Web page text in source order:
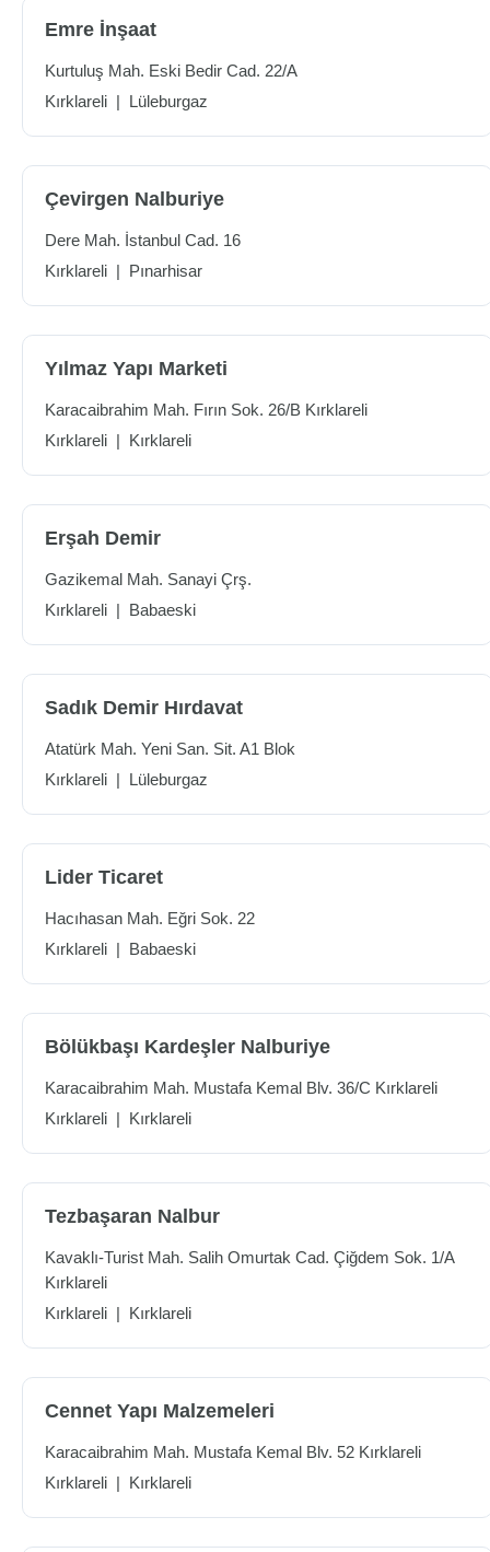
Emre İnşaat
Kurtuluş Mah. Eski Bedir Cad. 22/A
Kırklareli | Lüleburgaz
Çevirgen Nalburiye
Dere Mah. İstanbul Cad. 16
Kırklareli | Pınarhisar
Yılmaz Yapı Marketi
Karacaibrahim Mah. Fırın Sok. 26/B Kırklareli
Kırklareli | Kırklareli
Erşah Demir
Gazikemal Mah. Sanayi Çrş.
Kırklareli | Babaeski
Sadık Demir Hırdavat
Atatürk Mah. Yeni San. Sit. A1 Blok
Kırklareli | Lüleburgaz
Lider Ticaret
Hacıhasan Mah. Eğri Sok. 22
Kırklareli | Babaeski
Bölükbaşı Kardeşler Nalburiye
Karacaibrahim Mah. Mustafa Kemal Blv. 36/C Kırklareli
Kırklareli | Kırklareli
Tezbaşaran Nalbur
Kavaklı-Turist Mah. Salih Omurtak Cad. Çiğdem Sok. 1/A
Kırklareli
Kırklareli | Kırklareli
Cennet Yapı Malzemeleri
Karacaibrahim Mah. Mustafa Kemal Blv. 52 Kırklareli
Kırklareli | Kırklareli